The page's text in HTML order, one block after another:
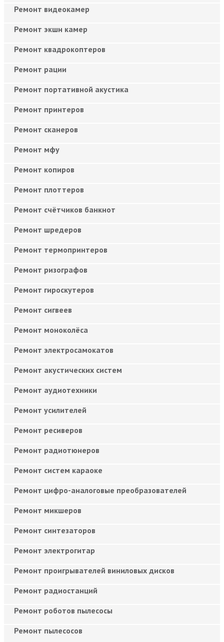
Ремонт видеокамер
Ремонт экшн камер
Ремонт квадрокоптеров
Ремонт рации
Ремонт портативной акустика
Ремонт принтеров
Ремонт сканеров
Ремонт мфу
Ремонт копиров
Ремонт плоттеров
Ремонт счётчиков банкнот
Ремонт шредеров
Ремонт термопринтеров
Ремонт ризографов
Ремонт гироскутеров
Ремонт сигвеев
Ремонт моноколёса
Ремонт электросамокатов
Ремонт акустических систем
Ремонт аудиотехники
Ремонт усилителей
Ремонт ресиверов
Ремонт радиотюнеров
Ремонт систем караоке
Ремонт цифро-аналоговые преобразователей
Ремонт микшеров
Ремонт синтезаторов
Ремонт электрогитар
Ремонт проигрывателей виниловых дисков
Ремонт радиостанций
Ремонт роботов пылесосы
Ремонт пылесосов